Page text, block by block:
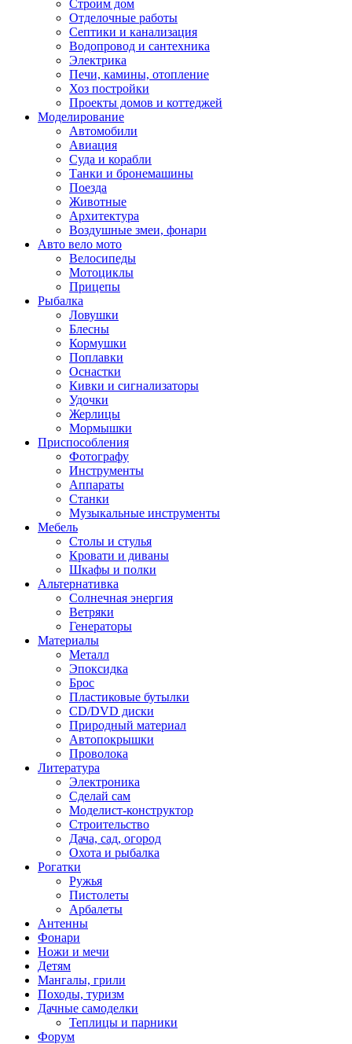
Строим дом
Отделочные работы
Септики и канализация
Водопровод и сантехника
Электрика
Печи, камины, отопление
Хоз постройки
Проекты домов и коттеджей
Моделирование
Автомобили
Авиация
Суда и корабли
Танки и бронемашины
Поезда
Животные
Архитектура
Воздушные змеи, фонари
Авто вело мото
Велосипеды
Мотоциклы
Прицепы
Рыбалка
Ловушки
Блесны
Кормушки
Поплавки
Оснастки
Кивки и сигнализаторы
Удочки
Жерлицы
Мормышки
Приспособления
Фотографу
Инструменты
Аппараты
Станки
Музыкальные инструменты
Мебель
Столы и стулья
Кровати и диваны
Шкафы и полки
Альтернативка
Солнечная энергия
Ветряки
Генераторы
Материалы
Металл
Эпоксидка
Брос
Пластиковые бутылки
CD/DVD диски
Природный материал
Автопокрышки
Проволока
Литература
Электроника
Сделай сам
Моделист-конструктор
Строительство
Дача, сад, огород
Охота и рыбалка
Рогатки
Ружья
Пистолеты
Арбалеты
Антенны
Фонари
Ножи и мечи
Детям
Мангалы, грили
Походы, туризм
Дачные самоделки
Теплицы и парники
Форум